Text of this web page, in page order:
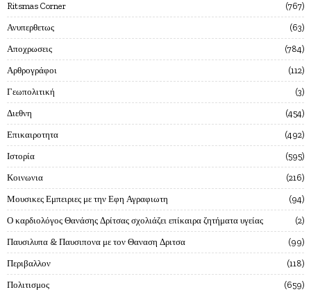
Ritsmas Corner 767
Ανυπερθετως 63
Αποχρωσεις 784
Αρθρογράφοι 112
Γεωπολιτική 3
Διεθνη 454
Επικαιροτητα 492
Ιστορία 595
Κοινωνια 216
Μουσικες Εμπειριες με την Εφη Αγραφιωτη 94
Ο καρδιολόγος Θανάσης Δρίτσας σχολιάζει επίκαιρα ζητήματα υγείας 2
Παυσιλυπα & Παυσιπονα με τον Θαναση Δριτσα 99
Περιβαλλον 118
Πολιτισμος 659